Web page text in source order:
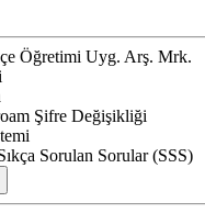
Öğretimi Uyg. Arş. Mrk.
Şifre Değişikliği
Sorulan Sorular (SSS)